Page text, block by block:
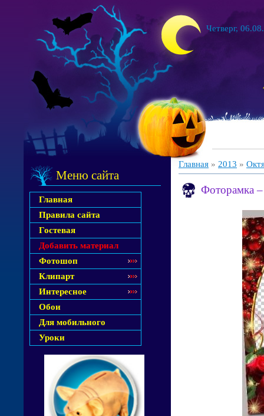
Четверг,
Меню сайта
Главная
Правила сайта
Гостевая
Добавить материал
Фотошоп
Клипарт
Интересное
Обои
Для мобильного
Уроки
Главная » 2013 »
Фоторамка